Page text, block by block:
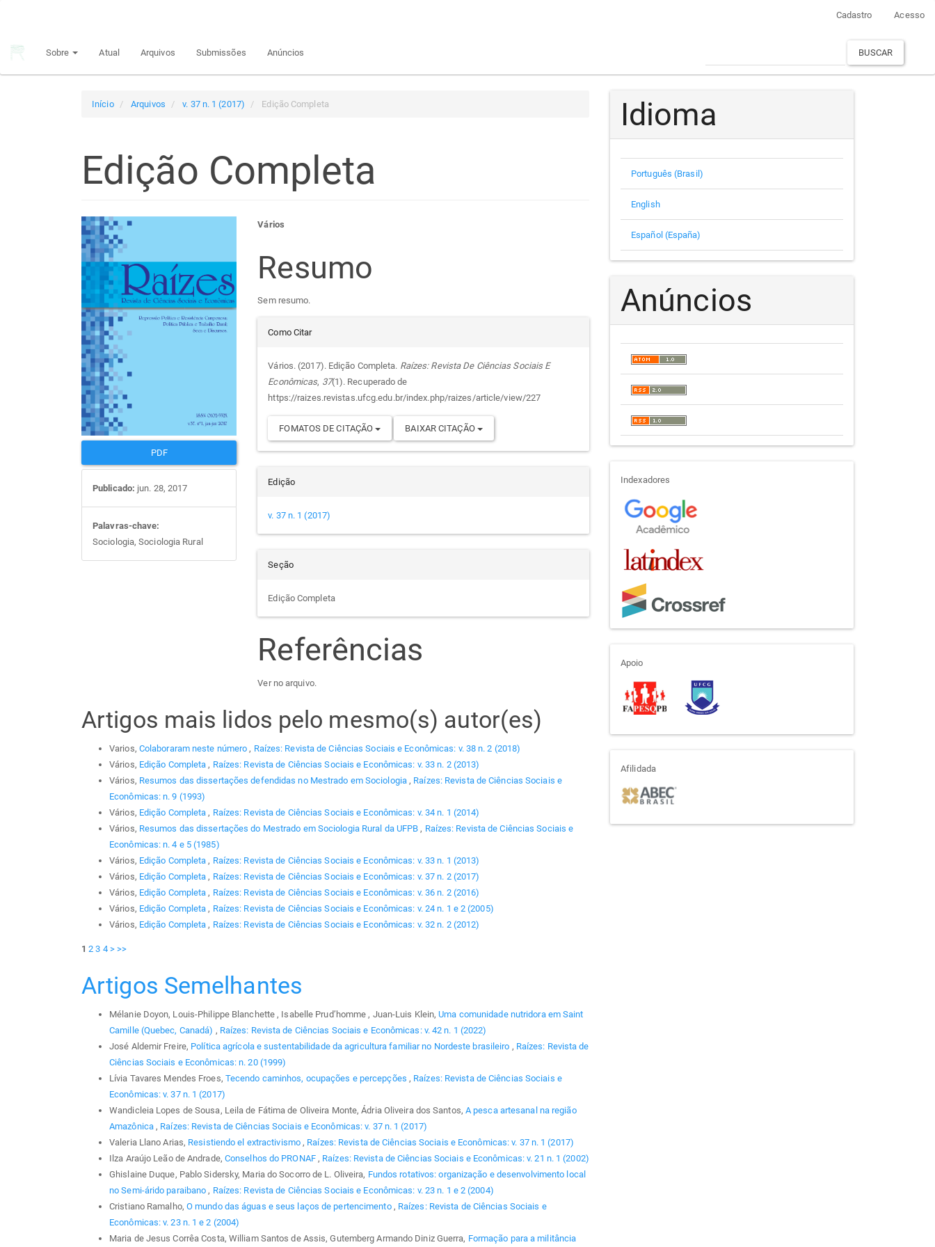
principal
Cadastro Acesso
Sobre Atual Arquivos Submissões Anúncios BUSCAR
Início Arquivos v. 37 n. 1 (2017) Edição Completa
Edição Completa
Barra
lateral
de
artigos
PDF
Publicado: jun. 28, 2017
Palavras-chave:
Sociologia, Sociologia Rural
Conteúdo
do
artigo
principal
Vários
Resumo
Sem resumo.
Detalhes
do
artigo
Como Citar
Vários. (2017). Edição Completa. Raízes: Revista De Ciências Sociais E
Econômicas, 37(1). Recuperado de
https://raizes.revistas.ufcg.edu.br/index.php/raizes/article/view/227
FOMATOS DE CITAÇÃO BAIXAR CITAÇÃO
Edição
v. 37 n. 1 (2017)
Seção
Edição Completa
Referências
Ver no arquivo.
Artigos mais lidos pelo mesmo(s) autor(es)
Varios, Colaboraram neste número, Raízes: Revista de Ciências Sociais e Econômicas: v. 38 n. 2 (2018)
Vários, Edição Completa, Raízes: Revista de Ciências Sociais e Econômicas: v. 33 n. 2 (2013)
Vários, Resumos das dissertações defendidas no Mestrado em Sociologia, Raízes: Revista de Ciências Sociais e
Econômicas: n. 9 (1993)
Vários, Edição Completa, Raízes: Revista de Ciências Sociais e Econômicas: v. 34 n. 1 (2014)
Vários, Resumos das dissertações do Mestrado em Sociologia Rural da UFPB, Raízes: Revista de Ciências Sociais e
Econômicas: n. 4 e 5 (1985)
Vários, Edição Completa, Raízes: Revista de Ciências Sociais e Econômicas: v. 33 n. 1 (2013)
Vários, Edição Completa, Raízes: Revista de Ciências Sociais e Econômicas: v. 37 n. 2 (2017)
Vários, Edição Completa, Raízes: Revista de Ciências Sociais e Econômicas: v. 36 n. 2 (2016)
Vários, Edição Completa, Raízes: Revista de Ciências Sociais e Econômicas: v. 24 n. 1 e 2 (2005)
Vários, Edição Completa, Raízes: Revista de Ciências Sociais e Econômicas: v. 32 n. 2 (2012)
1 2 3 4 > >>
Artigos Semelhantes
Mélanie Doyon, Louis-Philippe Blanchette , Isabelle Prud’homme , Juan-Luis Klein,Uma comunidade nutridora em Saint
Camille (Quebec, Canadá) , Raízes: Revista de Ciências Sociais e Econômicas: v. 42 n. 1 (2022)
José Aldemir Freire, Política agrícola e sustentabilidade da agricultura familiar no Nordeste brasileiro , Raízes: Revista de
Ciências Sociais e Econômicas: n. 20 (1999)
Lívia Tavares Mendes Froes, Tecendo caminhos, ocupações e percepções , Raízes: Revista de Ciências Sociais e
Econômicas: v. 37 n. 1 (2017)
Wandicleia Lopes de Sousa, Leila de Fátima de Oliveira Monte, Ádria Oliveira dos Santos, A pesca artesanal na região
Amazônica , Raízes: Revista de Ciências Sociais e Econômicas: v. 37 n. 1 (2017)
Valeria Llano Arias, Resistiendo el extractivismo, Raízes: Revista de Ciências Sociais e Econômicas: v. 37 n. 1 (2017)
Ilza Araújo Leão de Andrade, Conselhos do PRONAF , Raízes: Revista de Ciências Sociais e Econômicas: v. 21 n. 1 (2002)
Ghislaine Duque, Pablo Sidersky, Maria do Socorro de L. Oliveira, Fundos rotativos: organização e desenvolvimento local
no Semi-árido paraibano, Raízes: Revista de Ciências Sociais e Econômicas: v. 23 n. 1 e 2 (2004)
Cristiano Ramalho, O mundo das águas e seus laços de pertencimento , Raízes: Revista de Ciências Sociais e
Econômicas: v. 23 n. 1 e 2 (2004)
Maria de Jesus Corrêa Costa, William Santos de Assis, Gutemberg Armando Diniz Guerra, Formação para a militância
Idioma
Português (Brasil)
English
Español (España)
Anúncios
indexadores
Indexadores
apoio
Apoio
afiliada
Afilidada